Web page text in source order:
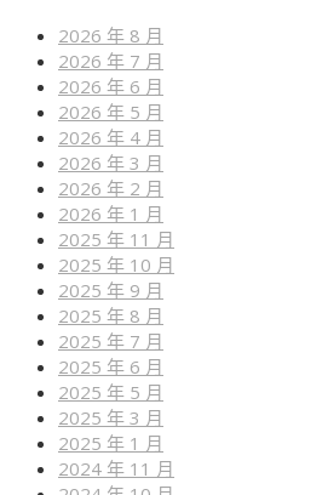
2026 年 8 月
2026 年 7 月
2026 年 6 月
2026 年 5 月
2026 年 4 月
2026 年 3 月
2026 年 2 月
2026 年 1 月
2025 年 11 月
2025 年 10 月
2025 年 9 月
2025 年 8 月
2025 年 7 月
2025 年 6 月
2025 年 5 月
2025 年 3 月
2025 年 1 月
2024 年 11 月